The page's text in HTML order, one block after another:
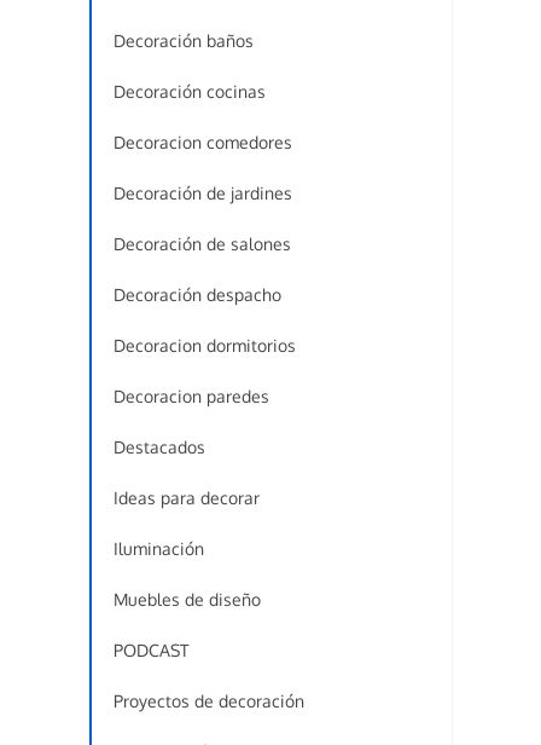
Decoración baños
Decoración cocinas
Decoracion comedores
Decoración de jardines
Decoración de salones
Decoración despacho
Decoracion dormitorios
Decoracion paredes
Destacados
Ideas para decorar
Iluminación
Muebles de diseño
PODCAST
Proyectos de decoración